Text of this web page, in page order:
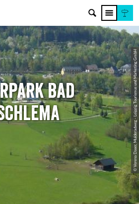
© Verena Daser, Mulderadweg - Leipzig Tourismus und Marketing GmbH
Bad